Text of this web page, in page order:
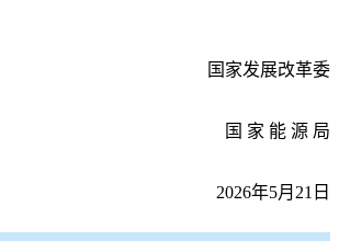
国家发展改革委
国 家 能 源 局
2026年5月21日